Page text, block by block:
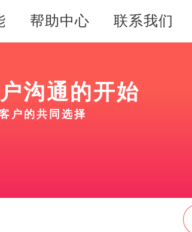
帮助中心 联系我们
沟通的开始
户的共同选择
搜
索